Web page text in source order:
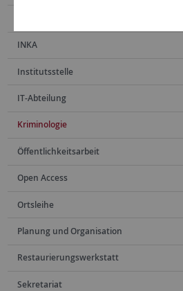
INKA
Institutsstelle
IT-Abteilung
Kriminologie
Öffentlichkeitsarbeit
Open Access
Ortsleihe
Planung und Organisation
Restaurierungswerkstatt
Sekretariat